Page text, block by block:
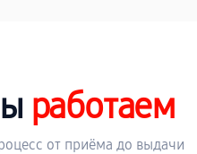
работаем
от приёма до выдачи